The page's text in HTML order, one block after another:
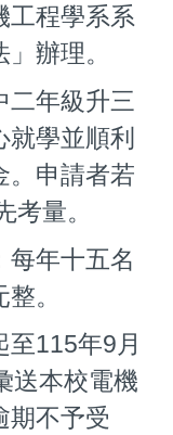
工程學系系
辦理。
二年級升三
學並順利
。申請者若
量。
每年十五名
。
至115年9月
送本校電機
期不予受